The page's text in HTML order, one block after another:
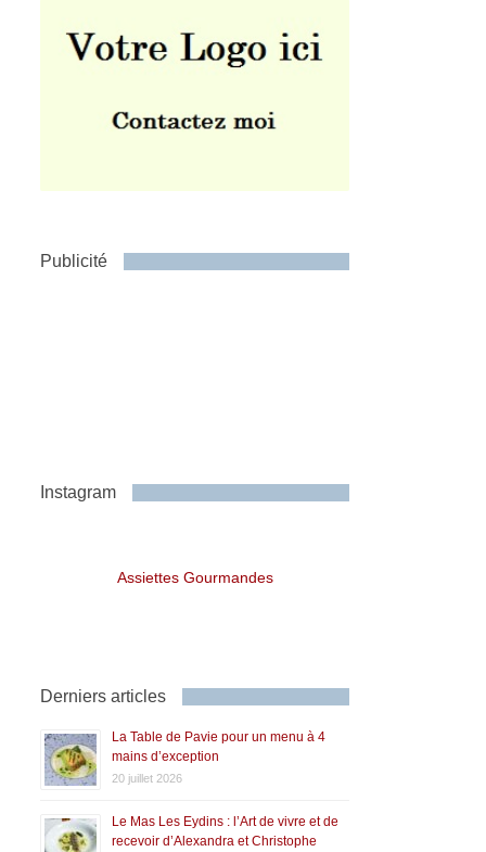
Publicité
Instagram
Assiettes Gourmandes
Derniers articles
La Table de Pavie pour un menu à 4
mains d’exception
20 juillet 2026
Le Mas Les Eydins : l’Art de vivre et de
recevoir d’Alexandra et Christophe